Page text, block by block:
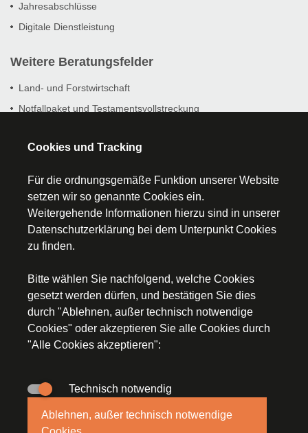
Jahresabschlüsse
Digitale Dienstleistung
Weitere Beratungsfelder
Land- und Forstwirtschaft
Notfallpaket und Testamentsvollstreckung
Startseite
Impressum
Datenschutz
97318 Kitzingen, E-Mail:steuerkanzlei(at)stb-segerer-
Cookies und Tracking
Für die ordnungsgemäße Funktion unserer Website
setzen wir so genannte Cookies ein.
Weitergehende Informationen hierzu sind in unserer
Datenschutzerklärung bei dem Unterpunkt Cookies
zu finden.
Bitte wählen Sie nachfolgend, welche Cookies
gesetzt werden dürfen, und bestätigen Sie dies
durch "Ablehnen, außer technisch notwendige
Cookies" oder akzeptieren Sie alle Cookies durch
"Alle Cookies akzeptieren":
Technisch notwendig
Ablehnen, außer technisch notwendige